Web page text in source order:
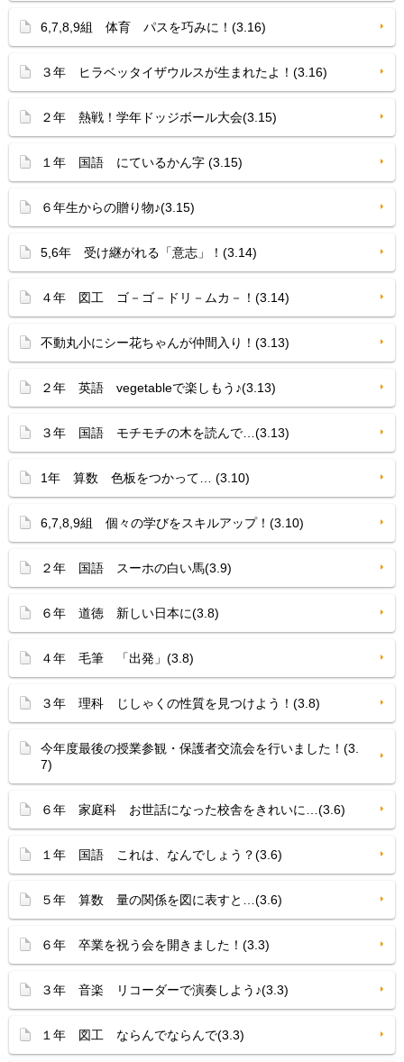
6,7,8,9組 体育 パスを巧みに！(3.16)
３年 ヒラベッタイザウルスが生まれたよ！(3.16)
２年 熱戦！学年ドッジボール大会(3.15)
１年 国語 にているかん字 (3.15)
６年生からの贈り物♪(3.15)
5,6年 受け継がれる「意志」！(3.14)
４年 図工 ゴ－ゴ－ドリ－ムカ－！(3.14)
不動丸小にシー花ちゃんが仲間入り！(3.13)
２年 英語 vegetableで楽しもう♪(3.13)
３年 国語 モチモチの木を読んで…(3.13)
1年 算数 色板をつかって… (3.10)
6,7,8,9組 個々の学びをスキルアップ！(3.10)
２年 国語 スーホの白い馬(3.9)
６年 道徳 新しい日本に(3.8)
４年 毛筆 「出発」(3.8)
３年 理科 じしゃくの性質を見つけよう！(3.8)
今年度最後の授業参観・保護者交流会を行いました！(3.
7)
６年 家庭科 お世話になった校舎をきれいに…(3.6)
１年 国語 これは、なんでしょう？(3.6)
５年 算数 量の関係を図に表すと…(3.6)
６年 卒業を祝う会を開きました！(3.3)
３年 音楽 リコーダーで演奏しよう♪(3.3)
１年 図工 ならんでならんで(3.3)